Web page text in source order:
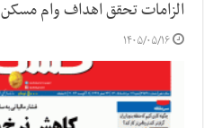
الزامات تحقق اهداف وام مسکن
۱۴۰۵/۰۵/۱۶